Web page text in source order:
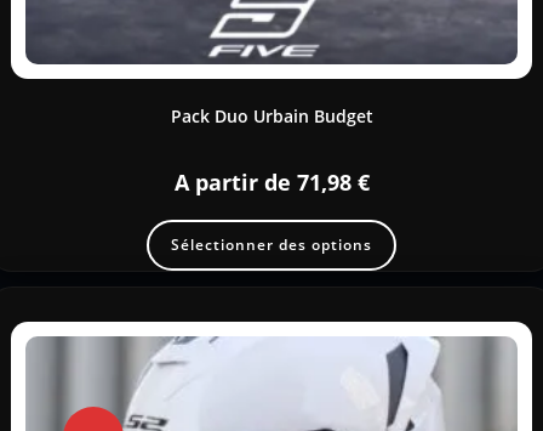
Pack Duo Urbain Budget
A partir de 71,98 €
Sélectionner des options